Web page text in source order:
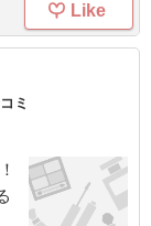
Like
ミ